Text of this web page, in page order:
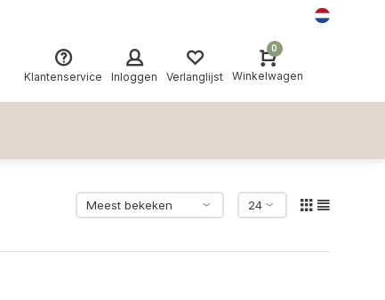
Klantenservice Inloggen Verlanglijst
0
Winkelwagen